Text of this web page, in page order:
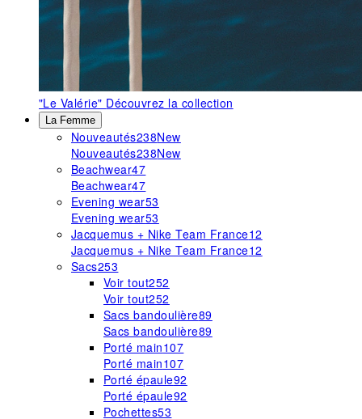
"Le Valérie" Découvrez la collection
La Femme
Nouveautés238New
Nouveautés238New
Beachwear47
Beachwear47
Evening wear53
Evening wear53
Jacquemus + Nike Team France12
Jacquemus + Nike Team France12
Sacs253
Voir tout252
Voir tout252
Sacs bandoulière89
Sacs bandoulière89
Porté main107
Porté main107
Porté épaule92
Porté épaule92
Pochettes53